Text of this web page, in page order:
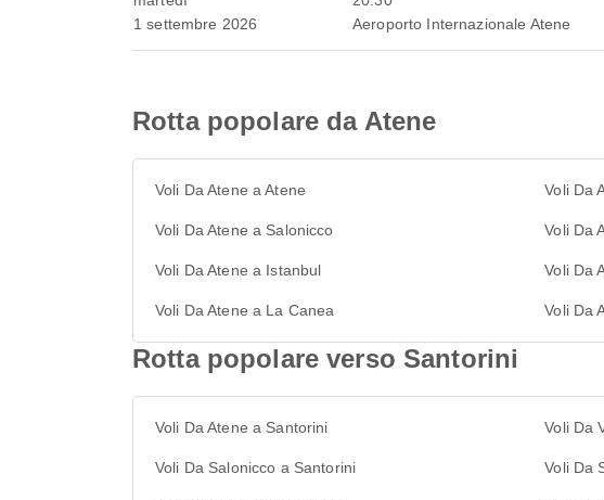
1 settembre 2026
Aeroporto Internazionale Atene
Rotta popolare da Atene
Voli Da Atene a Atene Voli Da
Voli Da Atene a Salonicco Voli Da
Voli Da Atene a Istanbul Voli Da
Voli Da Atene a La Canea Voli Da
Rotta popolare verso Santorini
Voli Da Atene a Santorini Voli Da
Voli Da Salonicco a Santorini Voli Da